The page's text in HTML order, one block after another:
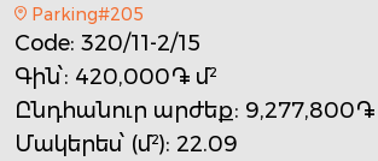
Parking#205
Code: 320/11-2/15
Գին՝: 420,000֏ մ²
Ընդհանուր արժեք: 9,277,800֏
Մակերես՝ (մ²): 22.09